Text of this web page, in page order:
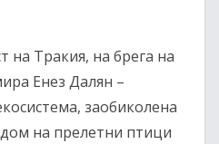
на Тракия, на брега на
Енез Далян –
заобиколена
на прелетни птици